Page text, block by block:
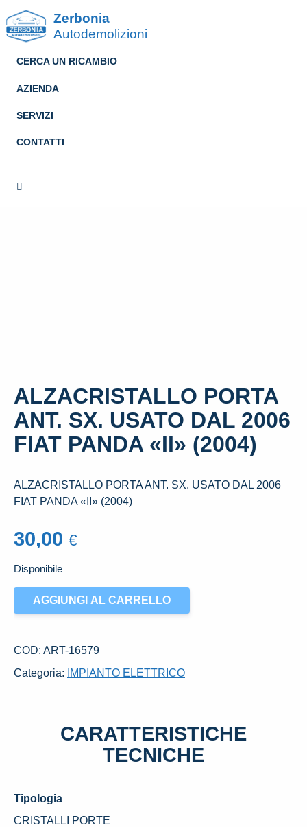
Zerbonia
Autodemolizioni
CERCA UN RICAMBIO
AZIENDA
SERVIZI
CONTATTI
ALZACRISTALLO PORTA
ANT. SX. USATO DAL 2006
FIAT PANDA «II» (2004)
ALZACRISTALLO PORTA ANT. SX. USATO DAL 2006
FIAT PANDA «II» (2004)
30,00 €
Disponibile
ALZACRISTALLO
PORTA
SX.
AGGIUNGI AL CARRELLO
COD: ART-16579
Categoria:
IMPIANTO ELETTRICO
CARATTERISTICHE
TECNICHE
Tipologia
CRISTALLI PORTE